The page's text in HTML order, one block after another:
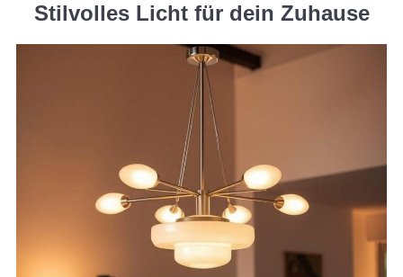
Stilvolles Licht für dein Zuhause